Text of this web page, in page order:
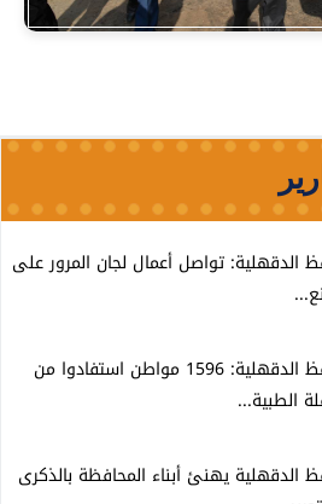
الدقهلية: تواصل أعمال لجان المرور على
محافظ الدقهلية: 1596 مواطن استفادوا من
الطبية...
الدقهلية يهنئ أبناء المحافظة بالذكرى